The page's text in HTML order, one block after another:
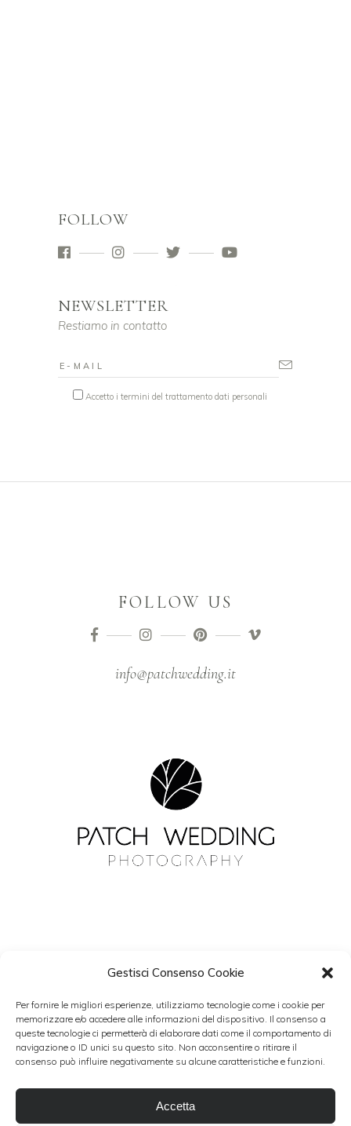
Gestisci Consenso Cookie
Per fornire le migliori esperienze, utilizziamo tecnologie come i cookie per
memorizzare e/o accedere alle informazioni del dispositivo. Il consenso a
queste tecnologie ci permetterà di elaborare dati come il comportamento di
navigazione o ID unici su questo sito. Non acconsentire o ritirare il
consenso può influire negativamente su alcune caratteristiche e funzioni.
Accetta
FOLLOW
NEWSLETTER
Restiamo in contatto
Accetto i termini del trattamento dati personali
FOLLOW US
info@patchwedding.it
Resta aggiornato con Patch Wedding.